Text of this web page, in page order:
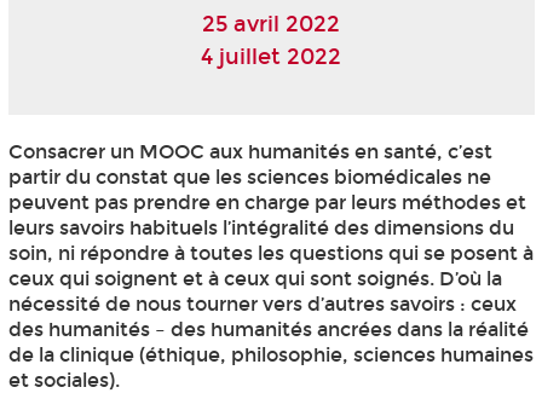
25 avril 2022
4 juillet 2022
Consacrer un MOOC aux humanités en santé, c’est
partir du constat que les sciences biomédicales ne
peuvent pas prendre en charge par leurs méthodes et
leurs savoirs habituels l’intégralité des dimensions du
soin, ni répondre à toutes les questions qui se posent à
ceux qui soignent et à ceux qui sont soignés. D’où la
nécessité de nous tourner vers d’autres savoirs : ceux
des humanités – des humanités ancrées dans la réalité
de la clinique (éthique, philosophie, sciences humaines
et sociales).